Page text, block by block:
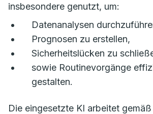
insbesondere genutzt, um:
Datenanalysen
Prognosen zu erstellen,
Sicherheitslücken zu
sowie Routinevorgänge
gestalten.
Die eingesetzte KI arbeitet